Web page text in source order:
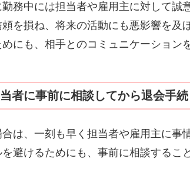
務中には担当者や雇用主に対して誠
を損ね、将来の活動にも悪影響を及
にも、相手とのコミュニケーション
者に事前に相談してから退会手
は、一刻も早く担当者や雇用主に事
避けるためにも、事前に相談するこ